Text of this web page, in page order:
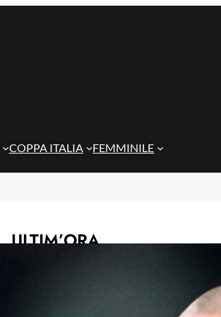
COPPA ITALIA FEMMINILE
ULTIM’ORA
Cafferata decide il test